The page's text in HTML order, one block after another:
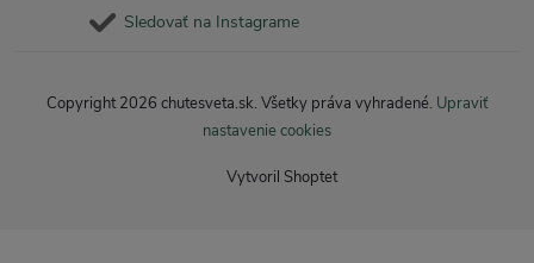
Sledovať na Instagrame
Vytvoril Shoptet
Copyright 2026 chutesveta.sk. Všetky práva vyhradené. Upraviť
nastavenie cookies